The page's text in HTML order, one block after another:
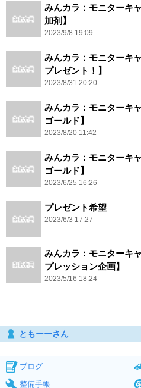
みんカラ：モニターキ
加剤】
2023/9/8 19:09
みんカラ：モニターキ
プレゼント！】
2023/8/31 20:20
みんカラ：モニターキ
ゴールド】
2023/8/20 11:42
みんカラ：モニターキ
ゴールド】
2023/6/25 16:26
プレゼント希望
2023/6/3 17:27
みんカラ：モニターキ
プレッション企画】
2023/5/16 18:24
ともーーさん
ブログ
整備手帳